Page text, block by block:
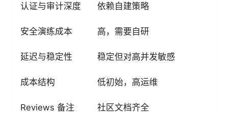
认证与审计深度 依赖自建策略
安全演练成本 高，需要自研
延迟与稳定性 稳定但对高并发敏感
成本结构 低初始，高运维
Reviews 备注 社区文档齐全